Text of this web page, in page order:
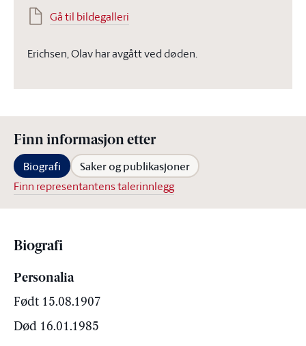
Gå til bildegalleri
Erichsen, Olav har avgått ved døden.
Finn informasjon etter
Biografi Saker og publikasjoner
Finn representantens talerinnlegg
Biografi
Personalia
Født 15.08.1907
Død 16.01.1985